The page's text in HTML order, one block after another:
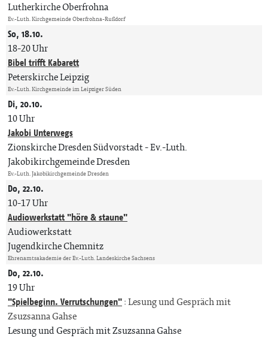
Lutherkirche Oberfrohna
Ev.-Luth. Kirchgemeinde Oberfrohna-Rußdorf
So, 18.10.
18-20 Uhr
Bibel trifft Kabarett
Peterskirche Leipzig
Ev.-Luth. Kirchgemeinde im Leipziger Süden
Di, 20.10.
10 Uhr
Jakobi Unterwegs
Zionskirche Dresden Südvorstadt Ev.-Luth.
Jakobikirchgemeinde Dresden
Ev.-Luth. Jakobikirchgemeinde Dresden
Do, 22.10.
10-17 Uhr
Audiowerkstatt "höre & staune"
Audiowerkstatt
Jugendkirche Chemnitz
Ehrenamtsakademie der Ev.-Luth. Landeskirche Sachsens
Do, 22.10.
19 Uhr
"Spielbeginn. Verrutschungen":Lesung und Gespräch mit
Zsuzsanna Gahse
Lesung und Gespräch mit Zsuzsanna Gahse